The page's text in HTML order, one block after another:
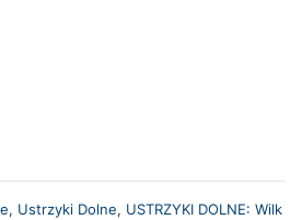
, Ustrzyki Dolne, USTRZYKI DOLNE: Wilk